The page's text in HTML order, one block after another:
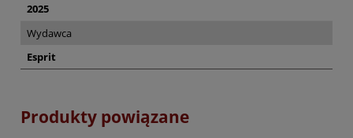
2025
Wydawca
Esprit
Produkty powiązane